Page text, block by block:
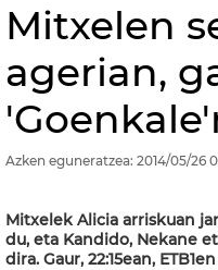
Mitxelen
agerian,
Azken eguneratzea: 2014/05/26
Mitxelek Alicia arriskuan
du, eta Kandido, Nekane
dira. Gaur, 22:15ean,